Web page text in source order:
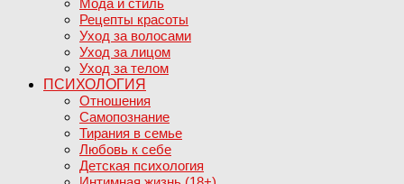
Мода и стиль
Рецепты красоты
Уход за волосами
Уход за лицом
Уход за телом
ПСИХОЛОГИЯ
Отношения
Самопознание
Тирания в семье
Любовь к себе
Детская психология